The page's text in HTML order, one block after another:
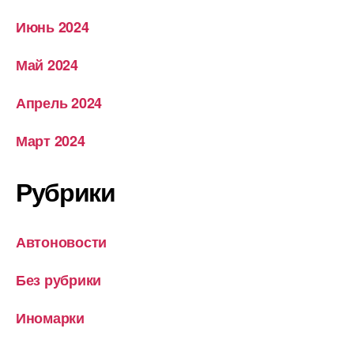
Июнь 2024
Май 2024
Апрель 2024
Март 2024
Рубрики
Автоновости
Без рубрики
Иномарки